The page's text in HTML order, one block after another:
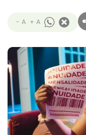
- A + A